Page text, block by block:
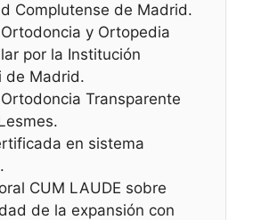
Complutense de Madrid.
y Ortopedia
por la Institución
de Madrid.
Transparente
en sistema
CUM LAUDE sobre
de la expansión con